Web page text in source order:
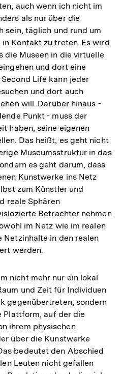
auch wenn ich nicht im
als nur über die
sein, täglich und rund um
Kontakt zu treten. Es wird
die Museen in die virtuelle
und dort eine
Life kann jeder
und dort auch
will. Darüber hinaus -
Punkt - muss der
haben, seine eigenen
Das heißt, es geht nicht
Museumsstruktur in das
es geht darum, dass
Kunstwerke ins Netz
zum Künstler und
reale Sphären
Betrachter nehmen
im Netz wie im realen
Netzinhalte in den realen
werden.
nicht mehr nur ein lokal
und Zeit für Individuen
gegenübertreten, sondern
Plattform, auf der die
ihrem physischen
über die Kunstwerke
bedeutet den Abschied
Leuten nicht gefallen